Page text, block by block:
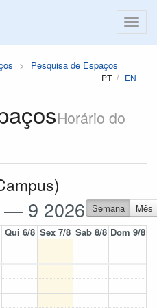
Pesquisa de Espaços
PT EN
Horário do
— 9 2026 Semana
Mês
Qui 6/8 Sex 7/8 Sab 8/8 Dom 9/8